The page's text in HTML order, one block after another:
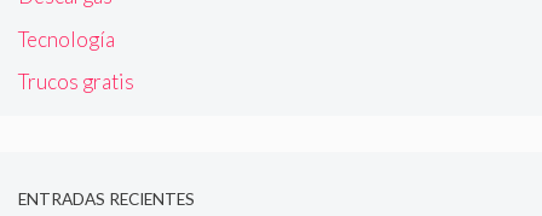
Tecnología
Trucos gratis
ENTRADAS RECIENTES